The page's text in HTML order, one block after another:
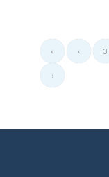
« ‹ 3
›